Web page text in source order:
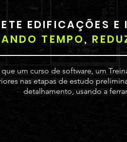
EDIFICAÇÕES E
TEMPO,
que um curso de software, um
nas etapas de estudo
detalhamento, usando a